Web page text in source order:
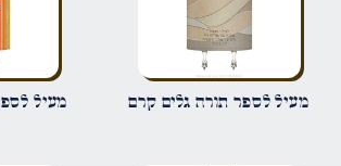
שם*
מעיל לספר תורה גלים קרם
מעיל